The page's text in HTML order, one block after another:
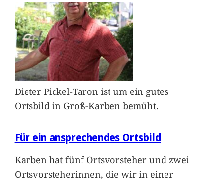
Dieter Pickel-Taron ist um ein gutes
Ortsbild in Groß-Karben bemüht.
Für ein ansprechendes Ortsbild
Karben hat fünf Ortsvorsteher und zwei
Ortsvorsteherinnen, die wir in einer